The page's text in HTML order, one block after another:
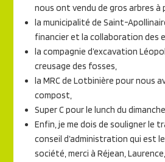
nous ont vendu de gros arbres à
la municipalité de Saint-
financier et la collaboration des
la compagnie d’excavation
creusage des fosses,
la MRC de Lotbinière pour nous
compost,
Super C pour le lunch du
Enfin, je me dois de souligner le
conseil d’administration qui est
société, merci à Réjean,